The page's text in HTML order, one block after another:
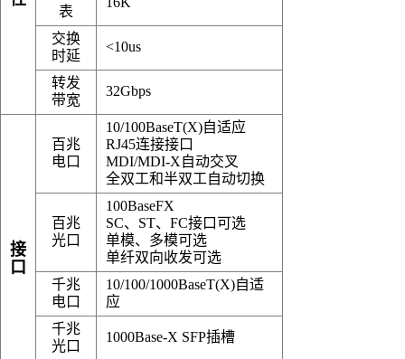
表
交换
时延
<10us
转发
带宽
32Gbps
接
口
百兆
电口
10/100BaseT(X)自适应
RJ45连接接口
MDI/MDI-X自动交叉
全双工和半双工自动切换
百兆
光口
100BaseFX
SC、ST、FC接口可选
单模、多模可选
单纤双向收发可选
千兆
电口
10/100/1000BaseT(X)自适
应
千兆
光口
1000Base-X SFP插槽